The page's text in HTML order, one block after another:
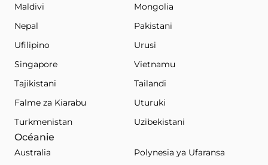
Maldivi
Mongolia
Nepal
Pakistani
Ufilipino
Urusi
Singapore
Vietnamu
Tajikistani
Tailandi
Falme za Kiarabu
Uturuki
Turkmenistan
Uzibekistani
Océanie
Australia
Polynesia ya Ufaransa